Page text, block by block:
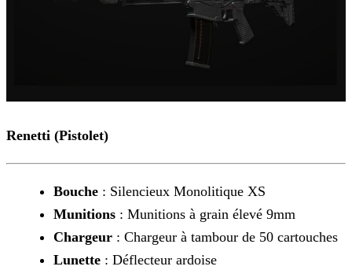
Renetti (Pistolet)
Bouche : Silencieux Monolitique XS
Munitions : Munitions à grain élevé 9mm
Chargeur : Chargeur à tambour de 50 cartouches
Lunette : Déflecteur ardoise